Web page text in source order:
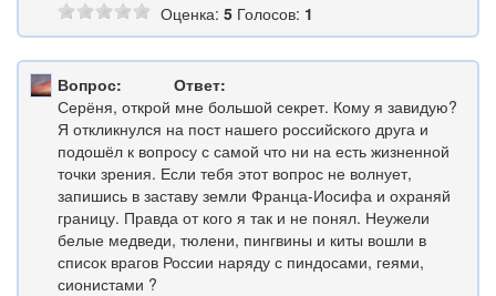
Оценка: 5 Голосов: 1
Вопрос:
Ответ:
Серёня, открой мне большой секрет. Кому я завидую?
Я откликнулся на пост нашего российского друга и
подошёл к вопросу с самой что ни на есть жизненной
точки зрения. Если тебя этот вопрос не волнует,
запишись в заставу земли Франца-Иосифа и охраняй
границу. Правда от кого я так и не понял. Неужели
белые медведи, тюлени, пингвины и киты вошли в
список врагов России наряду с пиндосами, геями,
сионистами ?